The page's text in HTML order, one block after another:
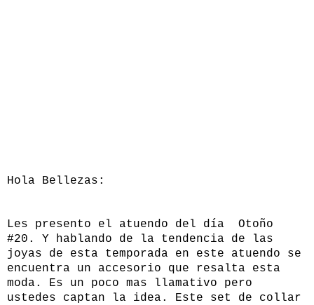
Hola Bellezas:
Les presento el atuendo del día Otoño
#20. Y hablando de la tendencia de las
joyas de esta temporada en este atuendo se
encuentra un accesorio que resalta esta
moda. Es un poco mas llamativo pero
ustedes captan la idea. Este set de collar